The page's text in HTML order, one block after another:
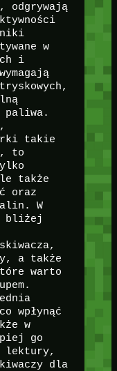
odgrywają
w
i
paliwa.
takie
to
także
oraz
W
bliżej
a także
warto
wpłynąć
w
go
lektury,
dla